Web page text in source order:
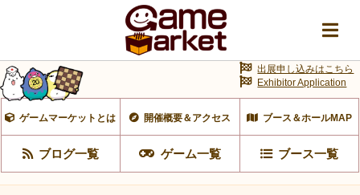
ゲームマーケットとは 開催概要＆アクセス ブース＆ホールMAP
ブログ一覧 ゲーム一覧 ブース一覧
出展申し込みはこちら
Exhibitor Application